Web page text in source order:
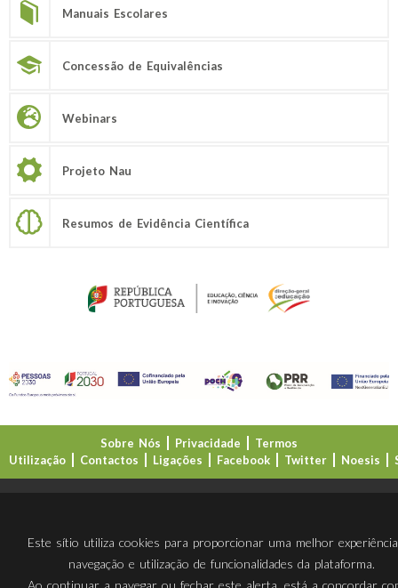
Manuais Escolares
Concessão de Equivalências
Webinars
Projeto Nau
Resumos de Evidência Científica
Sobre Nós Privacidade
Termos
Utilização
Contactos Ligações Facebook Twitter Noesis
Este sítio utiliza cookies para proporcionar uma melhor
navegação e utilização de funcionalidades da plataforma.
Ao continuar a navegar ou fechar este alerta, está a concordar